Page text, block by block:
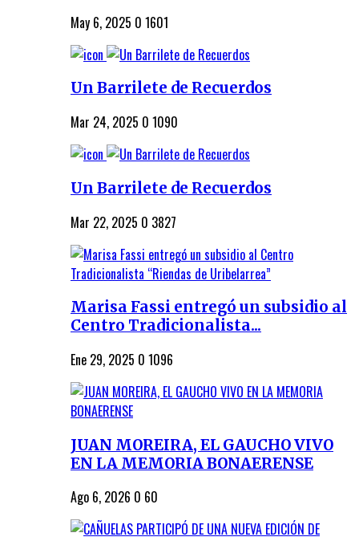
May 6, 2025 0 1601
Un Barrilete de Recuerdos
Mar 24, 2025 0 1090
Un Barrilete de Recuerdos
Mar 22, 2025 0 3827
Marisa Fassi entregó un subsidio al
Centro Tradicionalista...
Ene 29, 2025 0 1096
JUAN MOREIRA, EL GAUCHO VIVO
EN LA MEMORIA BONAERENSE
Ago 6, 2026 0 60